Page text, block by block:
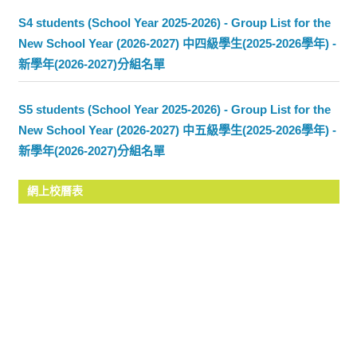
S4 students (School Year 2025-2026) - Group List for the
New School Year (2026-2027) 中四級學生(2025-2026學年) -
新學年(2026-2027)分組名單
S5 students (School Year 2025-2026) - Group List for the
New School Year (2026-2027) 中五級學生(2025-2026學年) -
新學年(2026-2027)分組名單
網上校曆表